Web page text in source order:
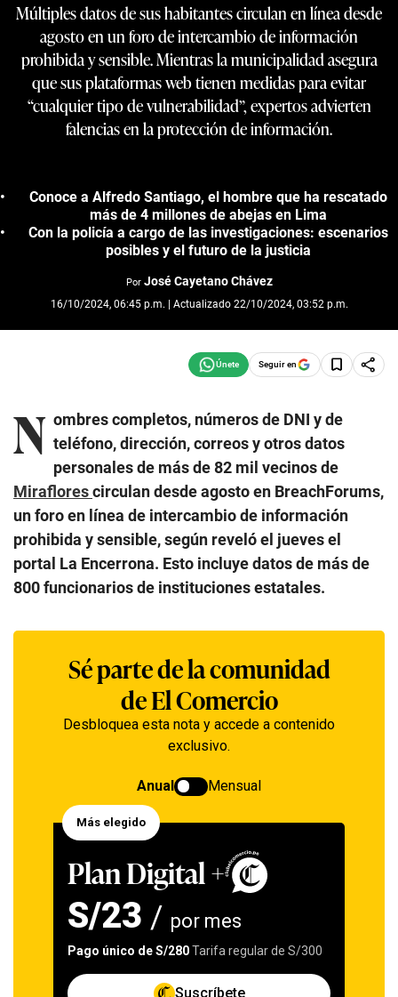
Múltiples datos de sus habitantes circulan en línea desde
agosto en un foro de intercambio de información
prohibida y sensible. Mientras la municipalidad asegura
que sus plataformas web tienen medidas para evitar
“cualquier tipo de vulnerabilidad”, expertos advierten
falencias en la protección de información.
Conoce a Alfredo Santiago, el hombre que ha rescatado
más de 4 millones de abejas en Lima
Con la policía a cargo de las investigaciones: escenarios
posibles y el futuro de la justicia
Por José Cayetano Chávez
16/10/2024, 06:45 p.m. | Actualizado 22/10/2024, 03:52 p.m.
Seguir en
N ombres completos, números de DNI y de
teléfono, dirección, correos y otros datos
personales de más de 82 mil vecinos de
Miraflorescirculan desde agosto en BreachForums,
un foro en línea de intercambio de información
prohibida y sensible, según reveló el jueves el
portal La Encerrona. Esto incluye datos de más de
800 funcionarios de instituciones estatales.